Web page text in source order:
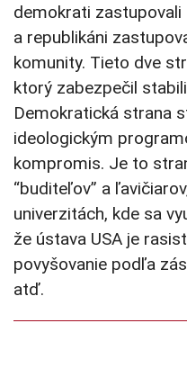
demokrati
a republikáni
komunity. Tieto dve
ktorý zabezpečil
Demokratická strana
ideologickým
kompromis. Je to
“buditeľov” a
univerzitách, kde sa
že ústava USA je
povyšovanie podľa
atď.